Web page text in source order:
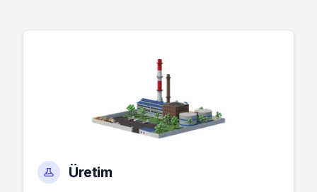
Üretim